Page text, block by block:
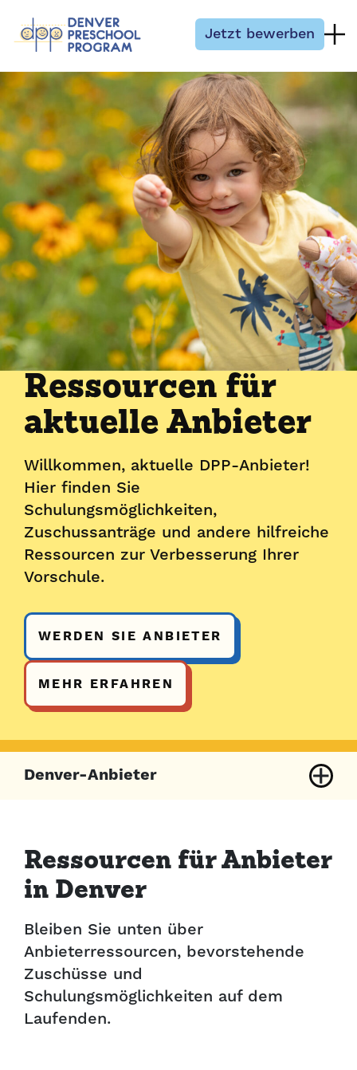
Jetzt bewerben
Ressourcen für
aktuelle Anbieter
Willkommen, aktuelle DPP-Anbieter!
Hier finden Sie
Schulungsmöglichkeiten,
Zuschussanträge und andere hilfreiche
Ressourcen zur Verbesserung Ihrer
Vorschule.
WERDEN SIE ANBIETER
MEHR ERFAHREN
Denver-Anbieter
Ressourcen für Anbieter
in Denver
Bleiben Sie unten über
Anbieterressourcen, bevorstehende
Zuschüsse und
Schulungsmöglichkeiten auf dem
Laufenden.